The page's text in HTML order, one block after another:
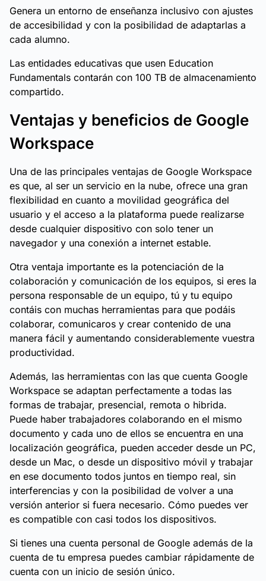
Genera un entorno de enseñanza inclusivo con ajustes
de accesibilidad y con la posibilidad de adaptarlas a
cada alumno.
Las entidades educativas que usen Education
Fundamentals contarán con 100 TB de almacenamiento
compartido.
Ventajas y beneficios de Google
Workspace
Una de las principales ventajas de Google Workspace
es que, al ser un servicio en la nube, ofrece una gran
flexibilidad en cuanto a movilidad geográfica del
usuario y el acceso a la plataforma puede realizarse
desde cualquier dispositivo con solo tener un
navegador y una conexión a internet estable.
Otra ventaja importante es la potenciación de la
colaboración y comunicación de los equipos, si eres la
persona responsable de un equipo, tú y tu equipo
contáis con muchas herramientas para que podáis
colaborar, comunicaros y crear contenido de una
manera fácil y aumentando considerablemente vuestra
productividad.
Además, las herramientas con las que cuenta Google
Workspace se adaptan perfectamente a todas las
formas de trabajar, presencial, remota o hibrida.
Puede haber trabajadores colaborando en el mismo
documento y cada uno de ellos se encuentra en una
localización geográfica, pueden acceder desde un PC,
desde un Mac, o desde un dispositivo móvil y trabajar
en ese documento todos juntos en tiempo real, sin
interferencias y con la posibilidad de volver a una
versión anterior si fuera necesario. Cómo puedes ver
es compatible con casi todos los dispositivos.
Si tienes una cuenta personal de Google además de la
cuenta de tu empresa puedes cambiar rápidamente de
cuenta con un inicio de sesión único.